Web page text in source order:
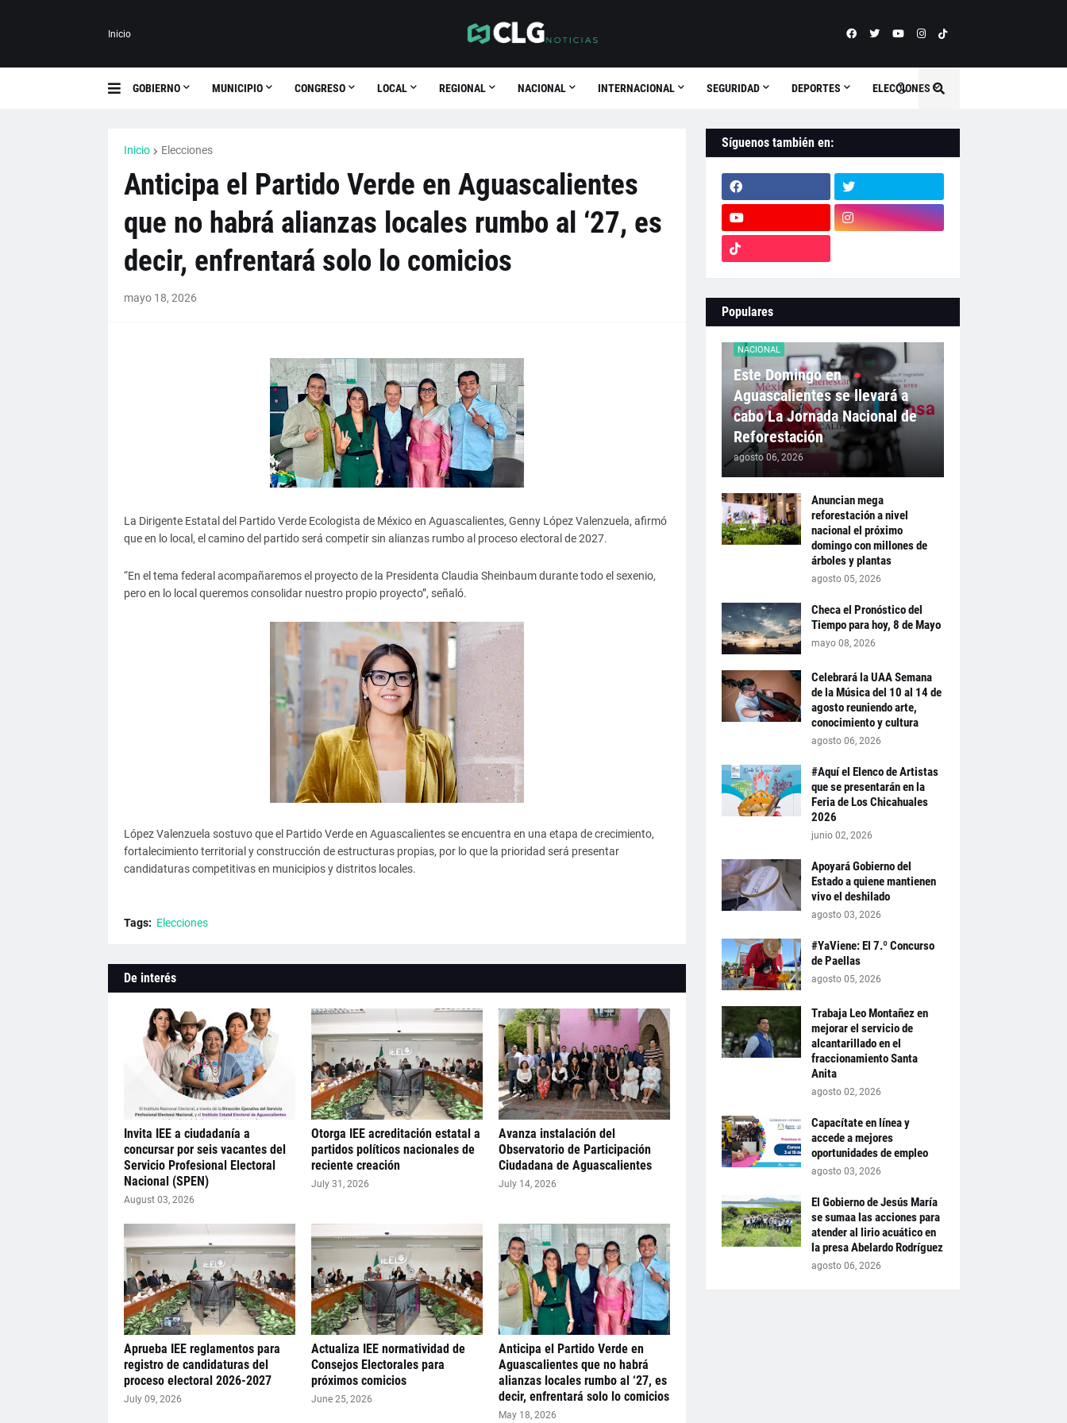
Inicio
GOBIERNO MUNICIPIO CONGRESO LOCAL REGIONAL NACIONAL INTERNACIONAL SEGURIDAD DEPORTES ELECCIONES
Inicio Elecciones
Anticipa el Partido Verde en Aguascalientes
que no habrá alianzas locales rumbo al ‘27, es
decir, enfrentará solo lo comicios
mayo 18, 2026
La Dirigente Estatal del Partido Verde Ecologista de México en Aguascalientes, Genny López Valenzuela, afirmó
que en lo local, el camino del partido será competir sin alianzas rumbo al proceso electoral de 2027.
“En el tema federal acompañaremos el proyecto de la Presidenta Claudia Sheinbaum durante todo el sexenio,
pero en lo local queremos consolidar nuestro propio proyecto”, señaló.
López Valenzuela sostuvo que el Partido Verde en Aguascalientes se encuentra en una etapa de crecimiento,
fortalecimiento territorial y construcción de estructuras propias, por lo que la prioridad será presentar
candidaturas competitivas en municipios y distritos locales.
Tags: Elecciones
De interés
Invita IEE a ciudadanía a
concursar por seis vacantes del
Servicio Profesional Electoral
Nacional (SPEN)
August 03, 2026
Otorga IEE acreditación estatal a
partidos políticos nacionales de
reciente creación
July 31, 2026
Avanza instalación del
Observatorio de Participación
Ciudadana de Aguascalientes
July 14, 2026
Aprueba IEE reglamentos para
registro de candidaturas del
proceso electoral 2026-2027
July 09, 2026
Actualiza IEE normatividad de
Consejos Electorales para
próximos comicios
June 25, 2026
Anticipa el Partido Verde en
Aguascalientes que no habrá
alianzas locales rumbo al ‘27, es
decir, enfrentará solo lo comicios
May 18, 2026
Síguenos también en:
Populares
NACIONAL
Este Domingo en
Aguascalientes se llevará a
cabo La Jornada Nacional de
Reforestación
agosto 06, 2026
Anuncian mega
reforestación a nivel
nacional el próximo
domingo con millones de
árboles y plantas
agosto 05, 2026
Checa el Pronóstico del
Tiempo para hoy, 8 de Mayo
mayo 08, 2026
Celebrará la UAA Semana
de la Música del 10 al 14 de
agosto reuniendo arte,
conocimiento y cultura
agosto 06, 2026
#Aquí el Elenco de Artistas
que se presentarán en la
Feria de Los Chicahuales
2026
junio 02, 2026
Apoyará Gobierno del
Estado a quiene mantienen
vivo el deshilado
agosto 03, 2026
#YaViene: El 7.º Concurso
de Paellas
agosto 05, 2026
Trabaja Leo Montañez en
mejorar el servicio de
alcantarillado en el
fraccionamiento Santa
Anita
agosto 02, 2026
Capacítate en línea y
accede a mejores
oportunidades de empleo
agosto 03, 2026
El Gobierno de Jesús María
se sumaa las acciones para
atender al lirio acuático en
la presa Abelardo Rodríguez
agosto 06, 2026